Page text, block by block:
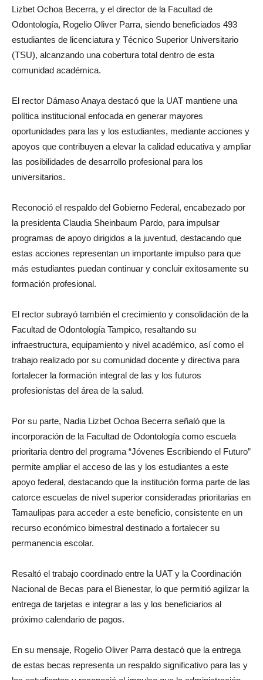
Lizbet Ochoa Becerra, y el director de la Facultad de
Odontología, Rogelio Oliver Parra, siendo beneficiados 493
estudiantes de licenciatura y Técnico Superior Universitario
(TSU), alcanzando una cobertura total dentro de esta
comunidad académica.
El rector Dámaso Anaya destacó que la UAT mantiene una
política institucional enfocada en generar mayores
oportunidades para las y los estudiantes, mediante acciones y
apoyos que contribuyen a elevar la calidad educativa y ampliar
las posibilidades de desarrollo profesional para los
universitarios.
Reconoció el respaldo del Gobierno Federal, encabezado por
la presidenta Claudia Sheinbaum Pardo, para impulsar
programas de apoyo dirigidos a la juventud, destacando que
estas acciones representan un importante impulso para que
más estudiantes puedan continuar y concluir exitosamente su
formación profesional.
El rector subrayó también el crecimiento y consolidación de la
Facultad de Odontología Tampico, resaltando su
infraestructura, equipamiento y nivel académico, así como el
trabajo realizado por su comunidad docente y directiva para
fortalecer la formación integral de las y los futuros
profesionistas del área de la salud.
Por su parte, Nadia Lizbet Ochoa Becerra señaló que la
incorporación de la Facultad de Odontología como escuela
prioritaria dentro del programa “Jóvenes Escribiendo el Futuro”
permite ampliar el acceso de las y los estudiantes a este
apoyo federal, destacando que la institución forma parte de las
catorce escuelas de nivel superior consideradas prioritarias en
Tamaulipas para acceder a este beneficio, consistente en un
recurso económico bimestral destinado a fortalecer su
permanencia escolar.
Resaltó el trabajo coordinado entre la UAT y la Coordinación
Nacional de Becas para el Bienestar, lo que permitió agilizar la
entrega de tarjetas e integrar a las y los beneficiarios al
próximo calendario de pagos.
En su mensaje, Rogelio Oliver Parra destacó que la entrega
de estas becas representa un respaldo significativo para las y